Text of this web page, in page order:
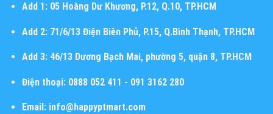
Add 1:05 Hoàng Dư Khương, P.12, Q.10, TP.HCM
Add 2:71/6/13 Điện Biên Phủ, P.15, Q.Bình Thạnh, TP.HCM
Add 3:46/13 Dương Bạch Mai, phường 5, quận 8, TP.HCM
Điện thoại:0888 052 411 - 091 3162 280
Email:info@happyptmart.com